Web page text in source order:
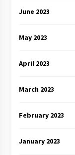
June 2023
May 2023
April 2023
March 2023
February 2023
January 2023